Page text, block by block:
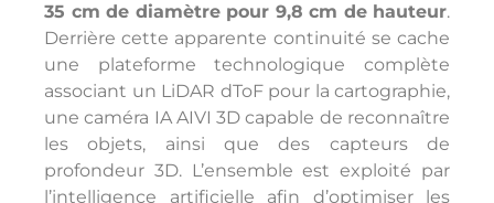
35 cm de diamètre pour 9,8 cm de hauteur.
Derrière cette apparente continuité se cache
une plateforme technologique complète
associant un LiDAR dToF pour la cartographie,
une caméra IA AIVI 3D capable de reconnaître
les objets, ainsi que des capteurs de
profondeur 3D. L’ensemble est exploité par
l’intelligence artificielle afin d’optimiser les